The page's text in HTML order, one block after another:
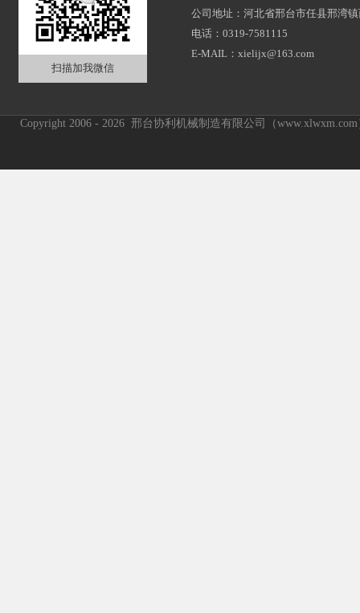
扫描加我微信
公司地址：河北省邢台市任县邢湾
电话：0319-7581115
E-MAIL：xielijx@163.com
Copyright 2006 - 2026 邢台协利机械制造有限公司（